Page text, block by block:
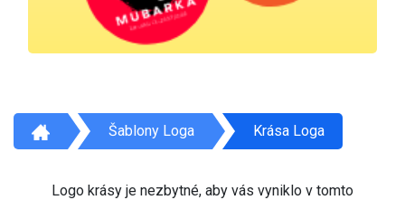
Šablony Loga Krása Loga
Logo krásy je nezbytné, aby vás vyniklo v tomto